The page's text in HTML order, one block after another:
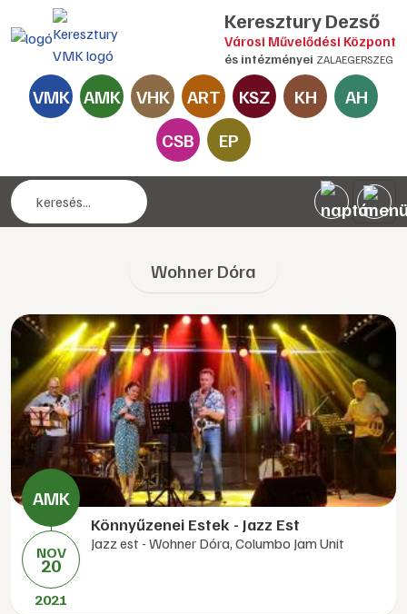
Keresztury Dezső
Városi Művelődési Központ
és intézményei ZALAEGERSZEG
VMK AMK VHK ART KSZ KH
AH
CSB
EP
Wohner Dóra
NOV
20
2021
Könnyűzenei Estek - Jazz Est
Jazz est - Wohner Dóra, Columbo Jam Unit